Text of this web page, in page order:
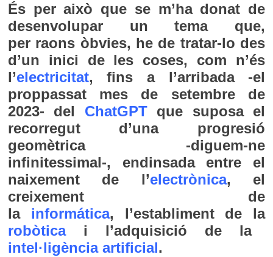
És per això que se m’ha donat de
desenvolupar un tema que,
per raons òbvies, he de tratar-lo des
d’un inici de les coses, com n’és
l’electricitat, fins a l’arribada -el
proppassat mes de setembre de
2023- del ChatGPTque suposa el
recorregut d’una progresió
geomètrica -diguem-ne
infinitessimal-, endinsada entre el
naixement de l’electrònica, el
creixement de
la informática, l’establiment de la
robòticai l’adquisició de la
intel·ligència artificial.